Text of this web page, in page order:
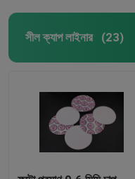
সীল ক্যাপ লাইনার (23)